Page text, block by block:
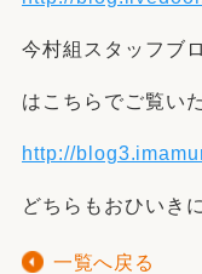
今村組スタッフブ
はこちらでご覧い
http://
どちらもおひいき
一覧へ戻る